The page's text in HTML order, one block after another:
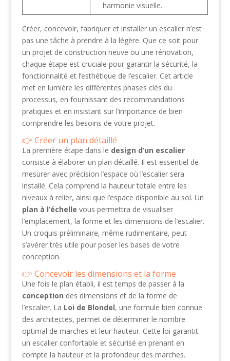
harmonie visuelle.
Créer, concevoir, fabriquer et installer un escalier n’est
pas une tâche à prendre à la légère. Que ce soit pour
un projet de construction neuve ou une rénovation,
chaque étape est cruciale pour garantir la sécurité, la
fonctionnalité et l’esthétique de l’escalier. Cet article
met en lumière les différentes phases clés du
processus, en fournissant des recommandations
pratiques et en insistant sur l’importance de bien
comprendre les besoins de votre projet.
Créer un plan détaillé
La première étape dans le design d’un escalier
consiste à élaborer un plan détaillé. Il est essentiel de
mesurer avec précision l’espace où l’escalier sera
installé. Cela comprend la hauteur totale entre les
niveaux à relier, ainsi que l’espace disponible au sol. Un
plan à l’échelle vous permettra de visualiser
l’emplacement, la forme et les dimensions de l’escalier.
Un croquis préliminaire, même rudimentaire, peut
s’avérer très utile pour poser les bases de votre
conception.
Concevoir les dimensions et la forme
Une fois le plan établi, il est temps de passer à la
conception des dimensions et de la forme de
l’escalier. La Loi de Blondel, une formule bien connue
des architectes, permet de déterminer le nombre
optimal de marches et leur hauteur. Cette loi garantit
un escalier confortable et sécurisé en prenant en
compte la hauteur et la profondeur des marches.